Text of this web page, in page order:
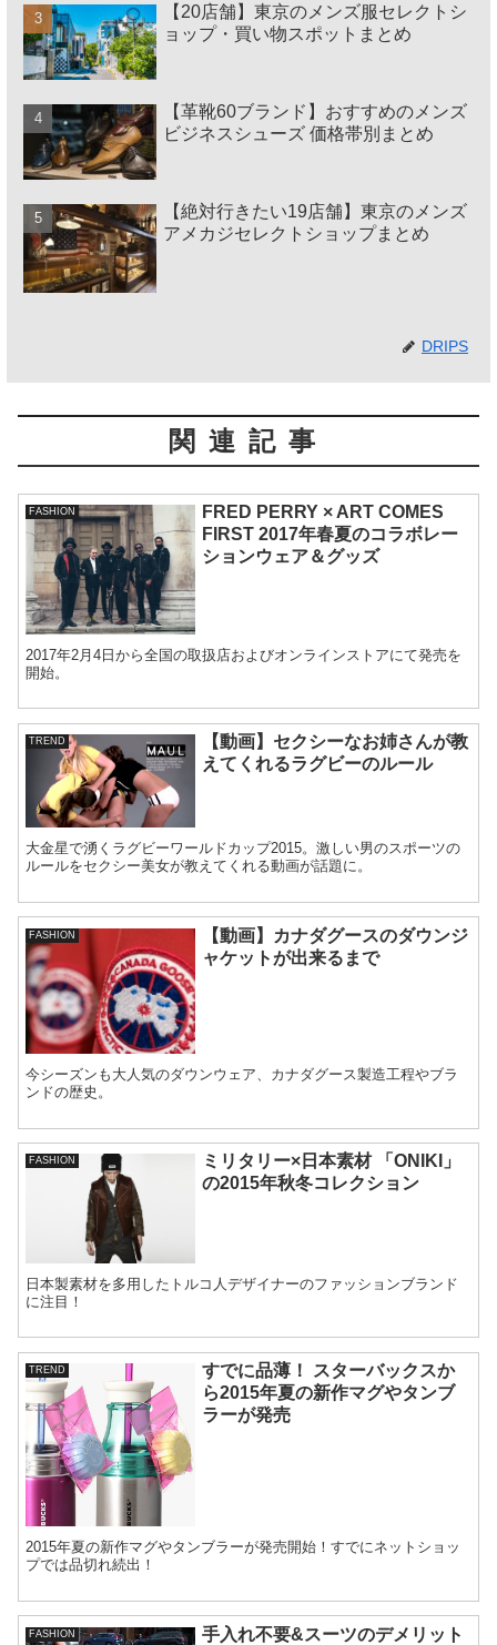
【20店舗】東京のメンズ服セレクトシ
ョップ・買い物スポットまとめ
【革靴60ブランド】おすすめのメンズ
ビジネスシューズ 価格帯別まとめ
【絶対行きたい19店舗】東京のメンズ
アメカジセレクトショップまとめ
DRIPS
関連記事
FASHION
FRED PERRY × ART COMES
FIRST 2017年春夏のコラボレー
ションウェア＆グッズ
2017年2月4日から全国の取扱店およびオンラインストアにて発売を
開始。
TREND
【動画】セクシーなお姉さんが教
えてくれるラグビーのルール
大金星で湧くラグビーワールドカップ2015。激しい男のスポーツの
ルールをセクシー美女が教えてくれる動画が話題に。
FASHION
【動画】カナダグースのダウンジ
ャケットが出来るまで
今シーズンも大人気のダウンウェア、カナダグース製造工程やブラ
ンドの歴史。
FASHION
ミリタリー×日本素材 「ONIKI」
の2015年秋冬コレクション
日本製素材を多用したトルコ人デザイナーのファッションブランド
に注目！
TREND
すでに品薄！ スターバックスか
ら2015年夏の新作マグやタンブ
ラーが発売
2015年夏の新作マグやタンブラーが発売開始！すでにネットショッ
プでは品切れ続出！
FASHION
手入れ不要&スーツのデメリット